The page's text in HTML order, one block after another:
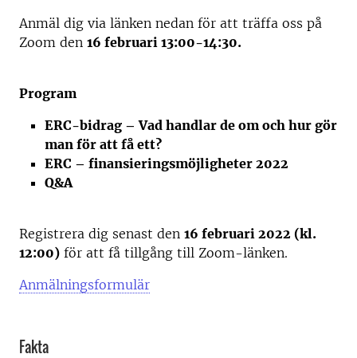
Anmäl dig via länken nedan för att träffa oss på
Zoom den 16 februari 13:00-14:30.
Program
ERC-bidrag – Vad handlar de om och hur gör
man för att få ett?
ERC – finansieringsmöjligheter 2022
Q&A
Registrera dig senast den 16 februari 2022 (kl.
12:00) för att få tillgång till Zoom-länken.
Anmälningsformulär
Fakta